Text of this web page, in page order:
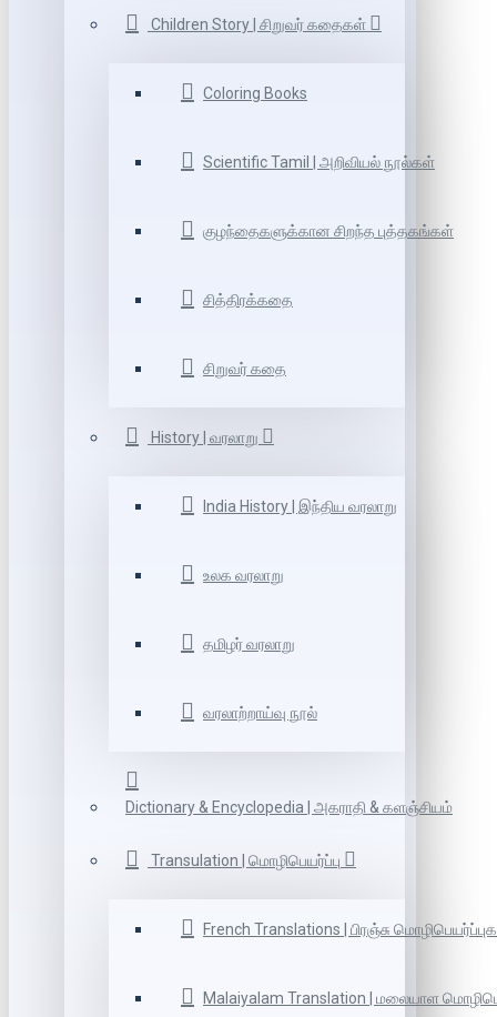
Children Story | சிறுவர் கதைகள்
Coloring Books
Scientific Tamil | அறிவியல் நூல்கள்
குழந்தைகளுக்கான சிறந்த புத்தகங்கள்
சித்திரக்கதை
சிறுவர் கதை
History | வரலாறு
India History | இந்திய வரலாறு
உலக வரலாறு
தமிழர் வரலாறு
வரலாற்றாய்வு நூல்
Dictionary & Encyclopedia | அகராதி & களஞ்சியம்
Transulation | மொழிபெயர்ப்பு
French Translations | பிரஞ்சு
Malaiyalam Translation | மலையாள